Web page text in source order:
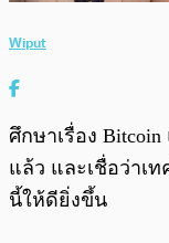
Wiput
ศึกษาเรื่อง Bitcoin
แล้ว และเชื่อว่าเ
นี้ให้ดียิ่งขึ้น